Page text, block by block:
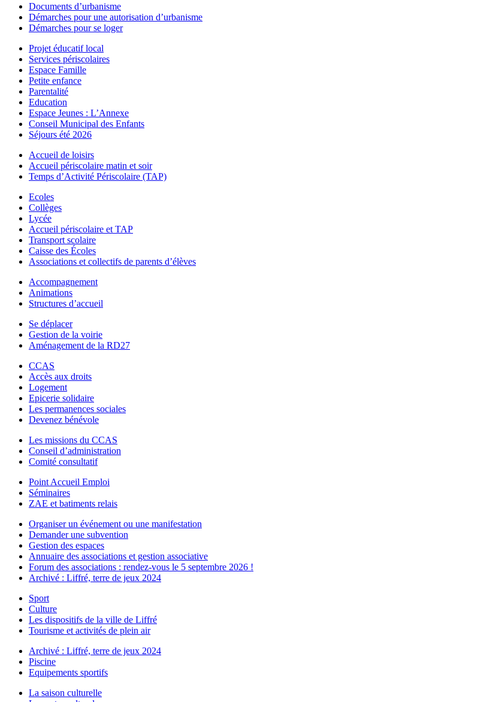
Documents d’urbanisme
Démarches pour une autorisation d’urbanisme
Démarches pour se loger
Projet éducatif local
Services périscolaires
Espace Famille
Petite enfance
Parentalité
Education
Espace Jeunes : L’Annexe
Conseil Municipal des Enfants
Séjours été 2026
Accueil de loisirs
Accueil périscolaire matin et soir
Temps d’Activité Périscolaire (TAP)
Ecoles
Collèges
Lycée
Accueil périscolaire et TAP
Transport scolaire
Caisse des Écoles
Associations et collectifs de parents d’élèves
Accompagnement
Animations
Structures d’accueil
Se déplacer
Gestion de la voirie
Aménagement de la RD27
CCAS
Accès aux droits
Logement
Epicerie solidaire
Les permanences sociales
Devenez bénévole
Les missions du CCAS
Conseil d’administration
Comité consultatif
Point Accueil Emploi
Séminaires
ZAE et batiments relais
Organiser un événement ou une manifestation
Demander une subvention
Gestion des espaces
Annuaire des associations et gestion associative
Forum des associations : rendez-vous le 5 septembre 2026 !
Archivé : Liffré, terre de jeux 2024
Sport
Culture
Les dispositifs de la ville de Liffré
Tourisme et activités de plein air
Archivé : Liffré, terre de jeux 2024
Piscine
Equipements sportifs
La saison culturelle